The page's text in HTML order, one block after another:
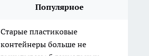
Популярное
Старые пластиковые
контейнеры больше не